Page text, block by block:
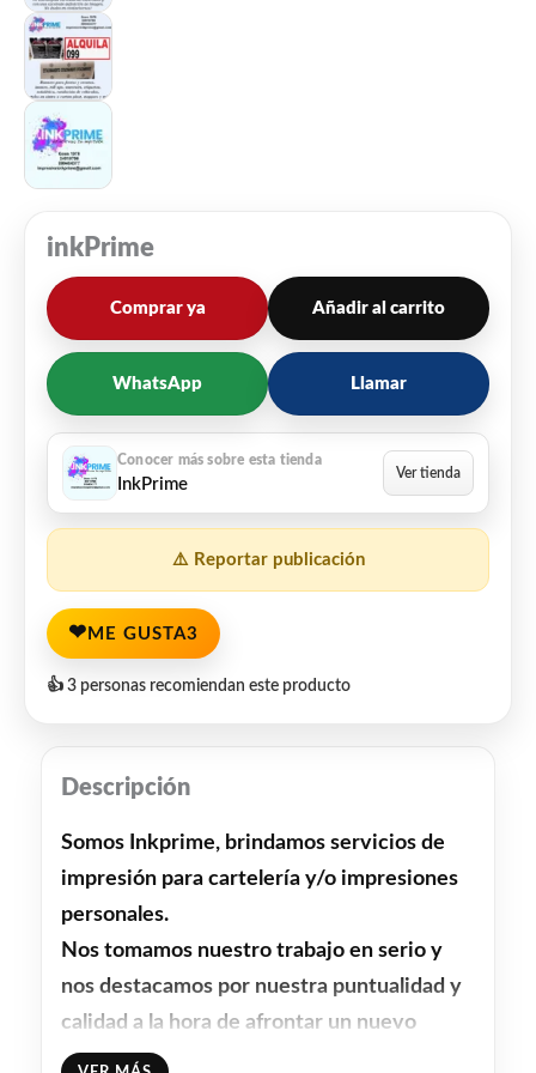
inkPrime
Comprar ya Añadir al carrito
WhatsApp Llamar
InkPrime
⚠️ Reportar publicación
❤ ME GUSTA3
👍 3 personas recomiendan este producto
Descripción
Somos Inkprime, brindamos servicios de
impresión para cartelería y/o impresiones
personales.
Nos tomamos nuestro trabajo en serio y
nos destacamos por nuestra puntualidad y
calidad a la hora de afrontar un nuevo
proyecto.